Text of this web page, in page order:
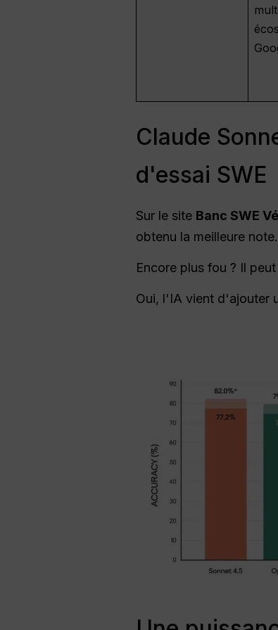
Claude
d'essai SWE
Sur le site Banc SWE
obtenu la meilleure note.
Encore plus fou ? Il
Oui, l'IA vient d'ajouter